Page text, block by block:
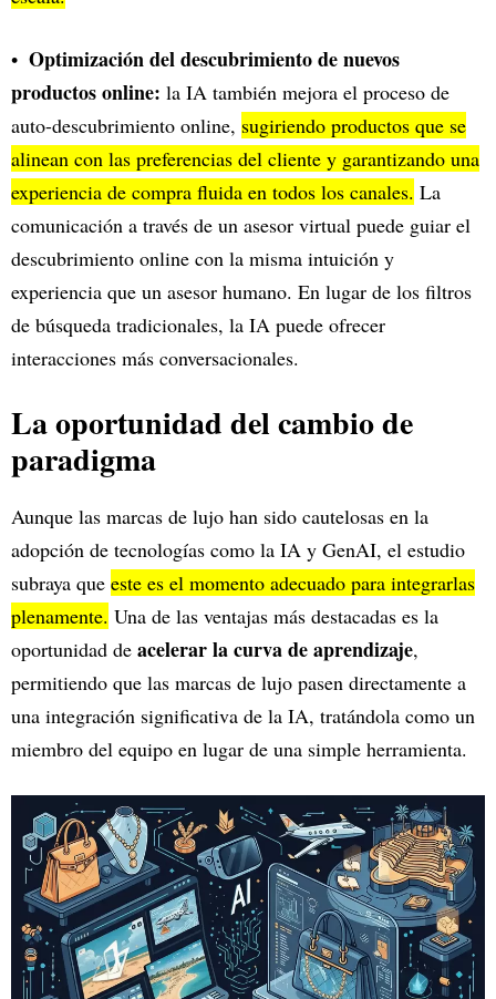
Optimización del descubrimiento de nuevos
productos online: la IA también mejora el proceso de
auto-descubrimiento online, sugiriendo productos que se
alinean con las preferencias del cliente y garantizando una
experiencia de compra fluida en todos los canales. La
comunicación a través de un asesor virtual puede guiar el
descubrimiento online con la misma intuición y
experiencia que un asesor humano. En lugar de los filtros
de búsqueda tradicionales, la IA puede ofrecer
interacciones más conversacionales.
La oportunidad del cambio de
paradigma
Aunque las marcas de lujo han sido cautelosas en la
adopción de tecnologías como la IA y GenAI, el estudio
subraya que este es el momento adecuado para integrarlas
plenamente. Una de las ventajas más destacadas es la
oportunidad de acelerar la curva de aprendizaje,
permitiendo que las marcas de lujo pasen directamente a
una integración significativa de la IA, tratándola como un
miembro del equipo en lugar de una simple herramienta.